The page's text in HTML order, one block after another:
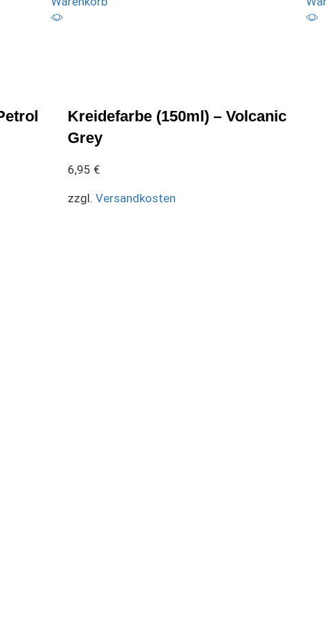
Kreidefarbe (150ml) – Volcanic
Grey
6,95 €
zzgl. Versandkosten